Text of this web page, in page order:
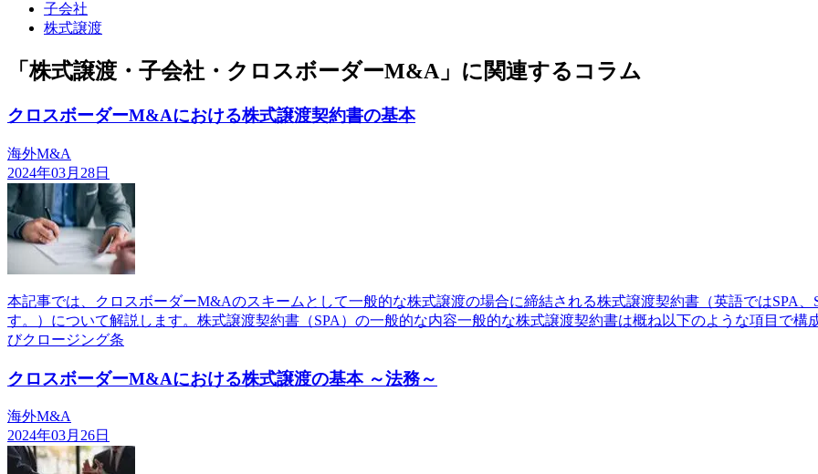
子会社
株式譲渡
「株式譲渡・子会社・クロスボーダーM&A」に関連するコラム
クロスボーダーM&Aにおける株式譲渡契約書の基本
海外M&A
2024年03月28日
本記事では、クロスボーダーM&Aのスキームとして一般的な株式譲渡の場合に締結される株式譲渡契約書（英語ではSPA、
す。）について解説します。株式譲渡契約書（SPA）の一般的な内容一般的な株式譲渡契約書は概ね以下のような項目で
びクロージング条
クロスボーダーM&Aにおける株式譲渡の基本 ～法務～
海外M&A
2024年03月26日